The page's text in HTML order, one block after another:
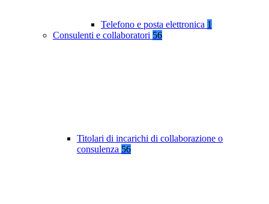
Telefono e posta elettronica 1
Consulenti e collaboratori 56
Titolari di incarichi di collaborazione o
consulenza 56